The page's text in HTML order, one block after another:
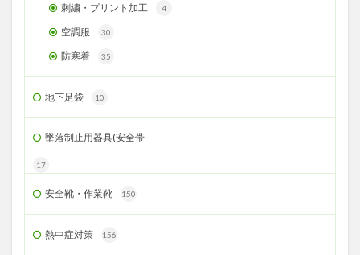
刺繍・プリント加工 4
空調服 30
防寒着 35
地下足袋 10
墜落制止用器具(安全帯
17
安全靴・作業靴 150
熱中症対策 156